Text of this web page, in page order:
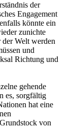
der
Engagement
könnte ein
zunichte
Welt werden
und
Richtung und
gehende
es, sorgfältig
hat eine
von